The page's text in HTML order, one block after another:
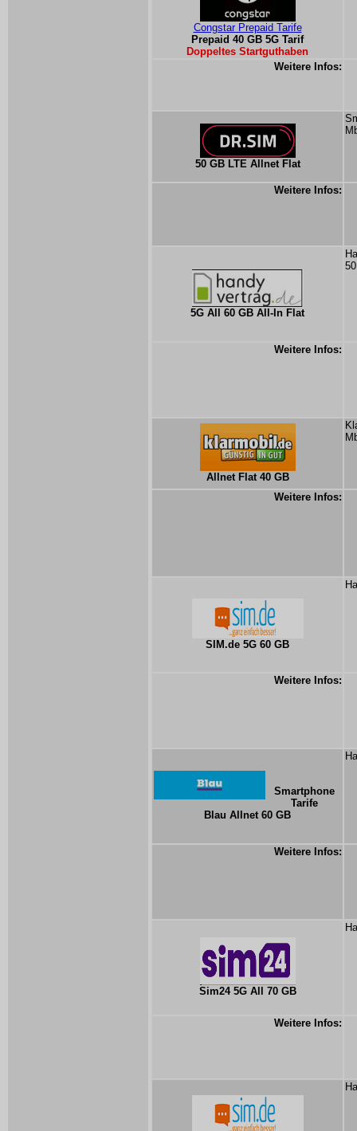
Congstar Prepaid Tarife
Prepaid 40 GB 5G Tarif
Doppeltes Startguthaben
Weitere Infos:
50 GB LTE Allnet Flat
Weitere Infos:
5G All 60 GB All-In Flat
Weitere Infos:
Allnet Flat 40 GB
Weitere Infos:
SIM.de 5G 60 GB
Weitere Infos:
Smartphone
Tarife
Blau Allnet 60 GB
Weitere Infos:
Sim24 5G All 70 GB
Weitere Infos: